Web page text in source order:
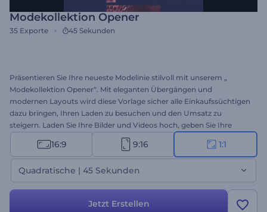
Modekollektion Opener
35 Exporte 45 Sekunden
Präsentieren Sie Ihre neueste Modelinie stilvoll mit unserem „
Modekollektion Opener“. Mit eleganten Übergängen und
modernen Layouts wird diese Vorlage sicher alle Einkaufssüchtigen
dazu bringen, Ihren Laden zu besuchen und den Umsatz zu
steigern. Laden Sie Ihre Bilder und Videos hoch, geben Sie Ihre
Botschaften ein, und wählen Sie einen peppigen Musiktitel im
Hintergrund. Perfekt für die Einführung saisonaler Kollektionen, die
Bewerbung von Designerstücken oder die Erstellung stilvoller
Promovideos. Erstellen Sie jetzt und fesseln Sie Modefans mit
jedem Look!
16:9 9:16 1:1
Quadratische | 45 Sekunden
Jetzt Erstellen